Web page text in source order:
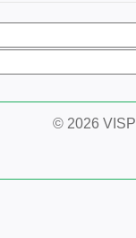
© 2026